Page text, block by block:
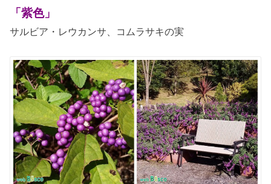
「紫色」
サルビア・レウカンサ、コムラサキの実